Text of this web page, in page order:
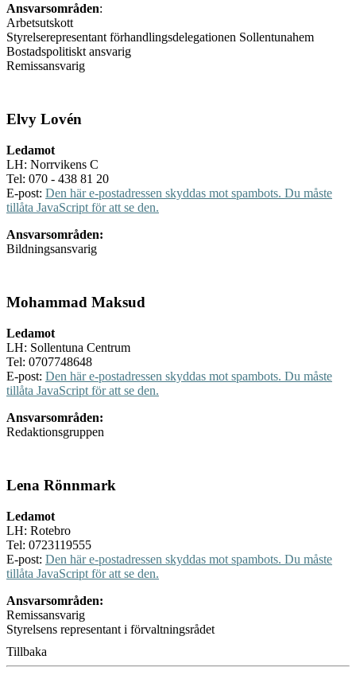
Ansvarsområden:
Arbetsutskott
Styrelserepresentant förhandlingsdelegationen Sollentunahem
Bostadspolitiskt ansvarig
Remissansvarig
Elvy Lovén
Ledamot
LH: Norrvikens C
Tel: 070 - 438 81 20
E-post: Den här e-postadressen skyddas mot spambots. Du måste
tillåta JavaScript för att se den.
Ansvarsområden:
Bildningsansvarig
Mohammad Maksud
Ledamot
LH: Sollentuna Centrum
Tel: 0707748648
E-post: Den här e-postadressen skyddas mot spambots. Du måste
tillåta JavaScript för att se den.
Ansvarsområden:
Redaktionsgruppen
Lena Rönnmark
Ledamot
LH: Rotebro
Tel: 0723119555
E-post: Den här e-postadressen skyddas mot spambots. Du måste
tillåta JavaScript för att se den.
Ansvarsområden:
Remissansvarig
Styrelsens representant i förvaltningsrådet
Tillbaka